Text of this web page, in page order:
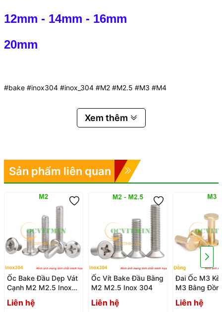
12mm - 14mm - 16mm
20mm
#bake #inox304 #inox_304 #M2 #M2.5 #M3 #M4
Xem thêm
Sản phẩm liên quan
Ốc Bake Đầu Dẹp Vát
Cạnh M2 M2.5 Inox
Liên hệ
Ốc Vít Bake Đầu Bằng
M2 M2.5 Inox 304
Liên hệ
Đai Ốc M3
M3 Bằng
Liên hệ